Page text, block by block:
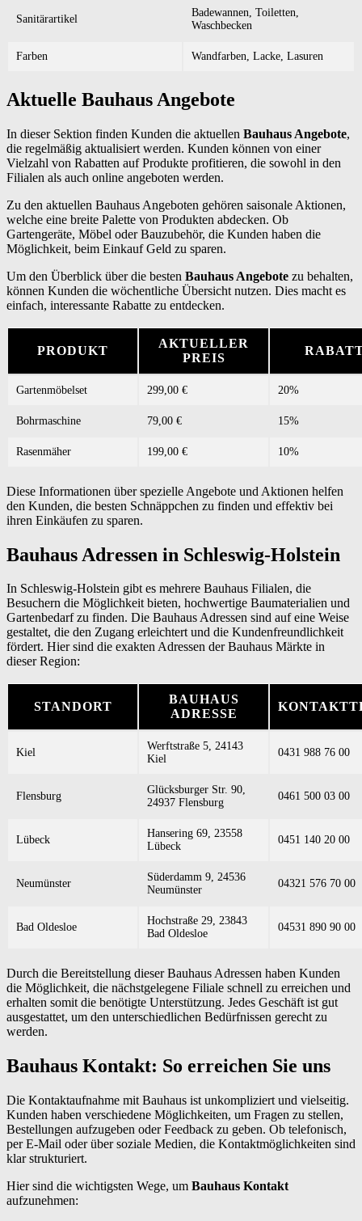
Sanitärartikel
Badewannen, Toiletten,
Waschbecken
Farben Wandfarben, Lacke, Lasuren
Aktuelle Bauhaus Angebote
In dieser Sektion finden Kunden die aktuellen Bauhaus Angebote,
die regelmäßig aktualisiert werden. Kunden können von einer
Vielzahl von Rabatten auf Produkte profitieren, die sowohl in den
Filialen als auch online angeboten werden.
Zu den aktuellen Bauhaus Angeboten gehören saisonale Aktionen,
welche eine breite Palette von Produkten abdecken. Ob
Gartengeräte, Möbel oder Bauzubehör, die Kunden haben die
Möglichkeit, beim Einkauf Geld zu sparen.
Um den Überblick über die besten Bauhaus Angebote zu behalten,
können Kunden die wöchentliche Übersicht nutzen. Dies macht es
einfach, interessante Rabatte zu entdecken.
PRODUKT
AKTUELLER
PREIS
Gartenmöbelset 299,00 € 20%
Bohrmaschine 79,00 € 15%
Rasenmäher 199,00 € 10%
Diese Informationen über spezielle Angebote und Aktionen helfen
den Kunden, die besten Schnäppchen zu finden und effektiv bei
ihren Einkäufen zu sparen.
Bauhaus Adressen in Schleswig-Holstein
In Schleswig-Holstein gibt es mehrere Bauhaus Filialen, die
Besuchern die Möglichkeit bieten, hochwertige Baumaterialien und
Gartenbedarf zu finden. Die Bauhaus Adressen sind auf eine Weise
gestaltet, die den Zugang erleichtert und die Kundenfreundlichkeit
fördert. Hier sind die exakten Adressen der Bauhaus Märkte in
dieser Region:
STANDORT
BAUHAUS
ADRESSE
Kiel
Werftstraße 5, 24143
Kiel
0431 988 76 00
Flensburg
Glücksburger Str. 90,
24937 Flensburg
0461 500 03 00
Lübeck
Hansering 69, 23558
Lübeck
0451 140 20 00
Neumünster
Süderdamm 9, 24536
Neumünster
04321 576 70 00
Bad Oldesloe
Hochstraße 29, 23843
Bad Oldesloe
04531 890 90 00
Durch die Bereitstellung dieser Bauhaus Adressen haben Kunden
die Möglichkeit, die nächstgelegene Filiale schnell zu erreichen und
erhalten somit die benötigte Unterstützung. Jedes Geschäft ist gut
ausgestattet, um den unterschiedlichen Bedürfnissen gerecht zu
werden.
Bauhaus Kontakt: So erreichen Sie uns
Die Kontaktaufnahme mit Bauhaus ist unkompliziert und vielseitig.
Kunden haben verschiedene Möglichkeiten, um Fragen zu stellen,
Bestellungen aufzugeben oder Feedback zu geben. Ob telefonisch,
per E-Mail oder über soziale Medien, die Kontaktmöglichkeiten sind
klar strukturiert.
Hier sind die wichtigsten Wege, um Bauhaus Kontakt
aufzunehmen: